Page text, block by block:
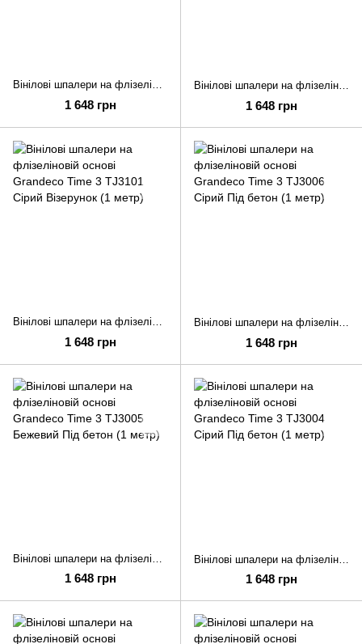
Вінілові шпалери на флізеліновій основі Grandeco Time 3 TJ3103 Білий Візерунок (1 метр)
1 648 грн
Вінілові шпалери на флізеліновій основі Grandeco Time 3 TJ3102 Сірий Візерунок (1 метр)
1 648 грн
1 648 грн 1 648 грн
1 648 грн 1 648 грн